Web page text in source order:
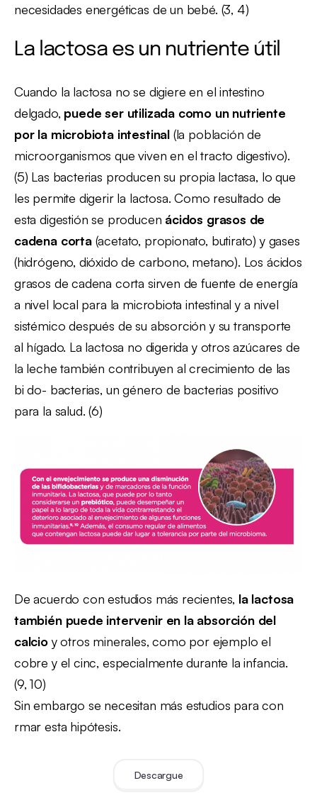
necesidades energéticas de un bebé. (3, 4)
La lactosa es un nutriente útil
Cuando la lactosa no se digiere en el intestino
delgado, puede ser utilizada como un nutriente
por la microbiota intestinal(la población de
microorganismos que viven en el tracto digestivo).
(5) Las bacterias producen su propia lactasa, lo que
les permite digerir la lactosa. Como resultado de
esta digestión se producen ácidos grasos de
cadena corta(acetato, propionato, butirato) y gases
(hidrógeno, dióxido de carbono, metano). Los ácidos
grasos de cadena corta sirven de fuente de energía
a nivel local para la microbiota intestinal y a nivel
sistémico después de su absorción y su transporte
al hígado. La lactosa no digerida y otros azúcares de
la leche también contribuyen al crecimiento de las
bi do- bacterias, un género de bacterias positivo
para la salud. (6)
De acuerdo con estudios más recientes, la lactosa
también puede intervenir en la absorción del
calcioy otros minerales, como por ejemplo el
cobre y el cinc, especialmente durante la infancia.
(9, 10)
Sin embargo se necesitan más estudios para con
rmar esta hipótesis.
Descargue